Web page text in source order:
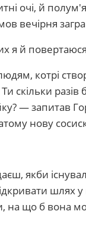
очі, й
вечірня
я й
котрі
скільки разів
— запитав
нову
якби
шлях у
на що б вона